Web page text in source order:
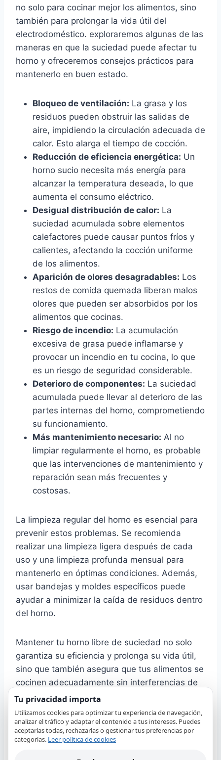
no solo para cocinar mejor los alimentos, sino
también para prolongar la vida útil del
electrodoméstico. exploraremos algunas de las
maneras en que la suciedad puede afectar tu
horno y ofreceremos consejos prácticos para
mantenerlo en buen estado.
Bloqueo de ventilación: La grasa y los
residuos pueden obstruir las salidas de
aire, impidiendo la circulación adecuada de
calor. Esto alarga el tiempo de cocción.
Reducción de eficiencia energética: Un
horno sucio necesita más energía para
alcanzar la temperatura deseada, lo que
aumenta el consumo eléctrico.
Desigual distribución de calor: La
suciedad acumulada sobre elementos
calefactores puede causar puntos fríos y
calientes, afectando la cocción uniforme
de los alimentos.
Aparición de olores desagradables: Los
restos de comida quemada liberan malos
olores que pueden ser absorbidos por los
alimentos que cocinas.
Riesgo de incendio: La acumulación
excesiva de grasa puede inflamarse y
provocar un incendio en tu cocina, lo que
es un riesgo de seguridad considerable.
Deterioro de componentes: La suciedad
acumulada puede llevar al deterioro de las
partes internas del horno, comprometiendo
su funcionamiento.
Más mantenimiento necesario: Al no
limpiar regularmente el horno, es probable
que las intervenciones de mantenimiento y
reparación sean más frecuentes y
costosas.
La limpieza regular del horno es esencial para
prevenir estos problemas. Se recomienda
realizar una limpieza ligera después de cada
uso y una limpieza profunda mensual para
mantenerlo en óptimas condiciones. Además,
usar bandejas y moldes específicos puede
ayudar a minimizar la caída de residuos dentro
del horno.
Mantener tu horno libre de suciedad no solo
garantiza su eficiencia y prolonga su vida útil,
sino que también asegura que tus alimentos se
cocinen adecuadamente sin interferencias de
olores o sabores no deseados. Toma el control
de tu cocina realizando estas pequeñas
acciones que, a largo plazo, te ahorrarán
tiempo y dinero.
Tu privacidad importa
Utilizamos cookies para optimizar tu experiencia de navegación,
analizar el tráfico y adaptar el contenido a tus intereses. Puedes
aceptarlas todas, rechazarlas o gestionar tus preferencias por
categorías. Leer política de cookies